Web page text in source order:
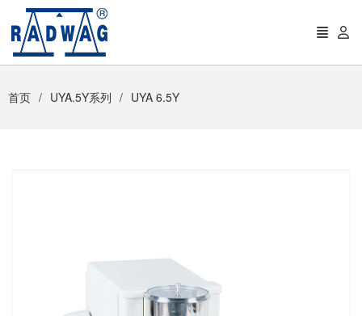
首页 UYA.5Y系列 UYA 6.5Y